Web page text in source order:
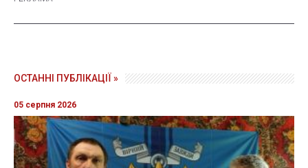
ОСТАННІ ПУБЛІКАЦІЇ »
05 серпня 2026